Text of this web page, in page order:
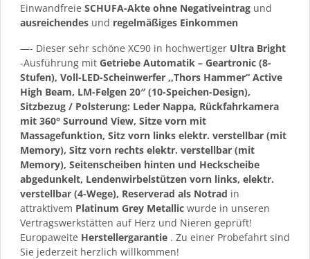
Einwandfreie SCHUFA-Akte ohne Negativeintrag und
ausreichendes und regelmäßiges Einkommen
—- Dieser sehr schöne XC90 in hochwertiger Ultra Bright
-Ausführung mit Getriebe Automatik – Geartronic (8-
Stufen), Voll-LED-Scheinwerfer ,,Thors Hammer“ Active
High Beam, LM-Felgen 20″ (10-Speichen-Design),
Sitzbezug / Polsterung: Leder Nappa, Rückfahrkamera
mit 360° Surround View, Sitze vorn mit
Massagefunktion, Sitz vorn links elektr. verstellbar (mit
Memory), Sitz vorn rechts elektr. verstellbar (mit
Memory), Seitenscheiben hinten und Heckscheibe
abgedunkelt, Lendenwirbelstützen vorn links, elektr.
verstellbar (4-Wege), Reserverad als Notrad in
attraktivem Platinum Grey Metallic wurde in unseren
Vertragswerkstätten auf Herz und Nieren geprüft!
Europaweite Herstellergarantie . Zu einer Probefahrt sind
Sie jederzeit herzlich willkommen!